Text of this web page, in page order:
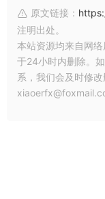
原文链接：
注明出处。
本站资源均来自网
于24小时内删除。
系，我们会及时修